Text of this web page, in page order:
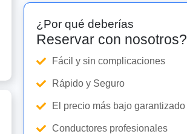
¿Por qué deberías
Reservar con nosotros?
Fácil y sin complicaciones
Rápido y Seguro
El precio más bajo garantizado
Conductores profesionales